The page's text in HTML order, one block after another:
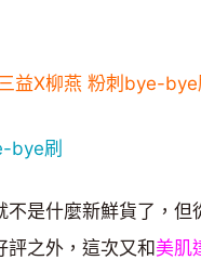
益X柳燕 粉刺bye-bye
不是什麼新鮮貨了，但
評之外，這次又和美肌